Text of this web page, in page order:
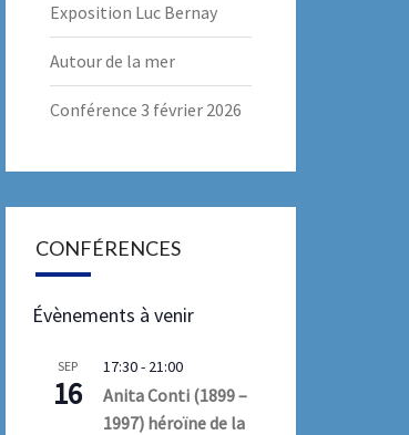
Exposition Luc Bernay
Autour de la mer
Conférence 3 février 2026
CONFÉRENCES
Évènements à venir
SEP
16
17:30- 21:00
Anita Conti (1899 –
1997) héroïne de la